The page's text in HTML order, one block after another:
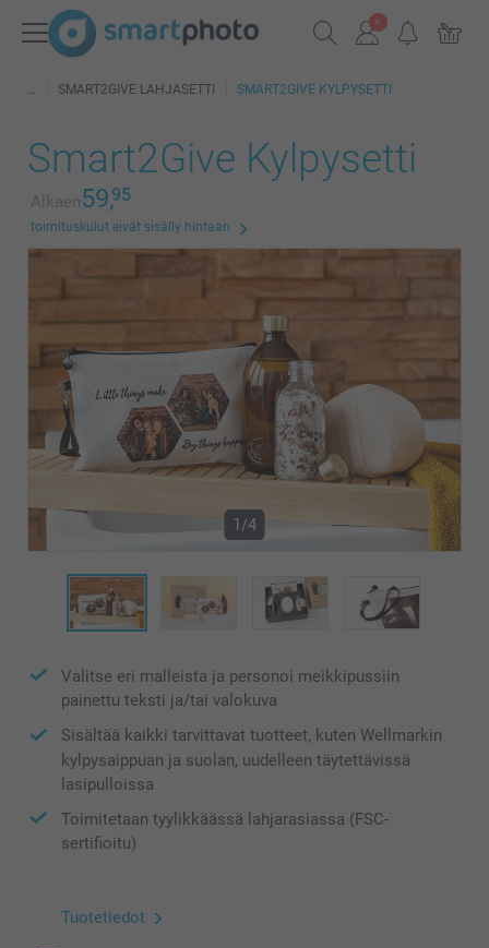
SMART2GIVE LAHJASETTI SMART2GIVE KYLPYSETTI
Smart2Give Kylpysetti
Alkaen59,95
toimituskulut eivät sisälly hintaan
1/4
Valitse eri malleista ja personoi meikkipussiin
painettu teksti ja/tai valokuva
Sisältää kaikki tarvittavat tuotteet, kuten Wellmarkin
kylpysaippuan ja suolan, uudelleen täytettävissä
lasipulloissa
Toimitetaan tyylikkäässä lahjarasiassa (FSC-
sertifioitu)
Tuotetiedot